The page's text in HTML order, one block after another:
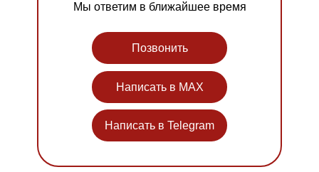
Мы ответим в ближайшее время
Позвонить
Написать в MAX
Написать в Telegram